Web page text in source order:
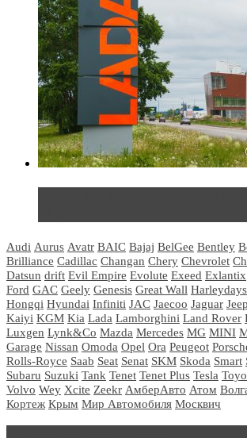
Audi Aurus Avatr BAIC Bajaj BelGee Bentley
Brilliance Cadillac Changan Chery Chevrolet
Datsun drift Evil Empire Evolute Exeed Exlantix
Ford GAC Geely Genesis Great Wall Harleydays
Hongqi Hyundai Infiniti JAC Jaecoo Jaguar Jeep
Kaiyi KGM Kia Lada Lamborghini Land Rover
Luxgen Lynk&Co Mazda Mercedes MG MINI
Garage Nissan Omoda Opel Ora Peugeot
Rolls-Royce Saab Seat Senat SKM Skoda Smart
Subaru Suzuki Tank Tenet Tenet Plus Tesla
Volvo Wey Xcite Zeekr АмберАвто Атом
Кортеж Крым Мир Автомобиля Москвич